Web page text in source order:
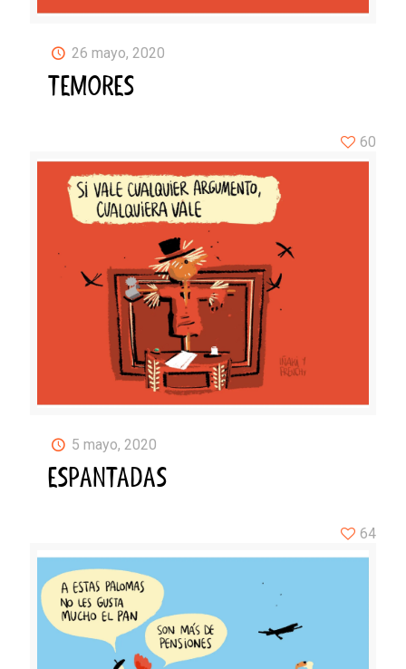
26 mayo, 2020
TEMORES
5 mayo, 2020
ESPANTADAS
60
64